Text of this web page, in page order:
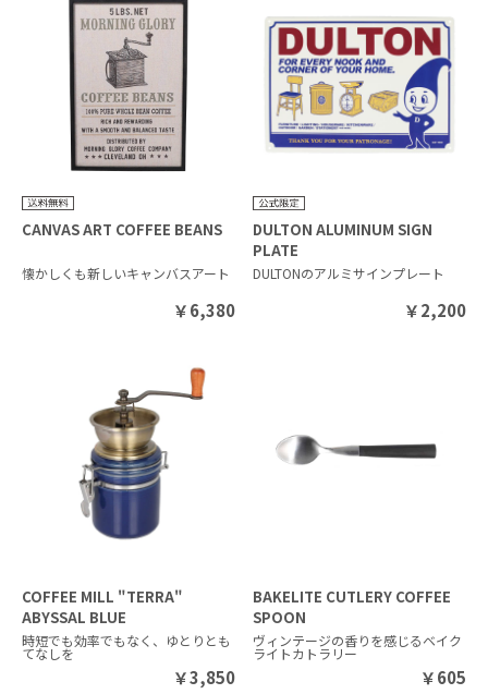
CANVAS ART COFFEE BEANS
懐かしくも新しいキャンバスアート
￥6,380
DULTON ALUMINUM SIGN
PLATE
DULTONのアルミサインプレート
￥2,200
COFFEE MILL "TERRA"
ABYSSAL BLUE
時短でも効率でもなく、ゆとりとも
てなしを
￥3,850
BAKELITE CUTLERY COFFEE
SPOON
ヴィンテージの香りを感じるベイク
ライトカトラリー
￥605